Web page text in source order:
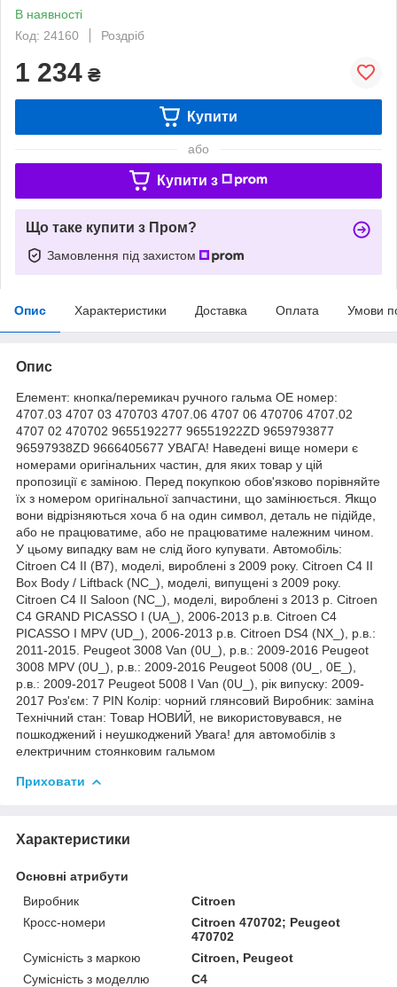
В наявності
Код: 24160
Роздріб
1 234 ₴
Купити
або
Купити з
Що таке купити з Пром?
Замовлення під захистом
Опис Характеристики Доставка Оплата Умови
Опис
Елемент: кнопка/перемикач ручного гальма ОЕ номер:
4707.03 4707 03 470703 4707.06 4707 06 470706 4707.02
4707 02 470702 9655192277 96551922ZD 9659793877
96597938ZD 9666405677 УВАГА! Наведені вище номери є
номерами оригінальних частин, для яких товар у цій
пропозиції є заміною. Перед покупкою обов'язково порівняйте
їх з номером оригінальної запчастини, що замінюється. Якщо
вони відрізняються хоча б на один символ, деталь не підійде,
або не працюватиме, або не працюватиме належним чином.
У цьому випадку вам не слід його купувати. Автомобіль:
Citroen C4 II (B7), моделі, вироблені з 2009 року. Citroen C4 II
Box Body / Liftback (NC_), моделі, випущені з 2009 року.
Citroen C4 II Saloon (NC_), моделі, вироблені з 2013 р. Citroen
C4 GRAND PICASSO I (UA_), 2006-2013 р.в. Citroen C4
PICASSO I MPV (UD_), 2006-2013 р.в. Citroen DS4 (NX_), р.в.:
2011-2015. Peugeot 3008 Van (0U_), р.в.: 2009-2016 Peugeot
3008 MPV (0U_), р.в.: 2009-2016 Peugeot 5008 (0U_, 0E_),
р.в.: 2009-2017 Peugeot 5008 I Van (0U_), рік випуску: 2009-
2017 Роз'єм: 7 PIN Колір: чорний глянсовий Виробник: заміна
Технічний стан: Товар НОВИЙ, не використовувався, не
пошкоджений і неушкоджений Увага! для автомобілів з
електричним стоянковим гальмом
Приховати
Характеристики
Основні атрибути
Виробник
Citroen
Кросс-номери
Citroen 470702; Peugeot
470702
Сумісність з маркою
Citroen, Peugeot
Сумісність з моделлю
C4